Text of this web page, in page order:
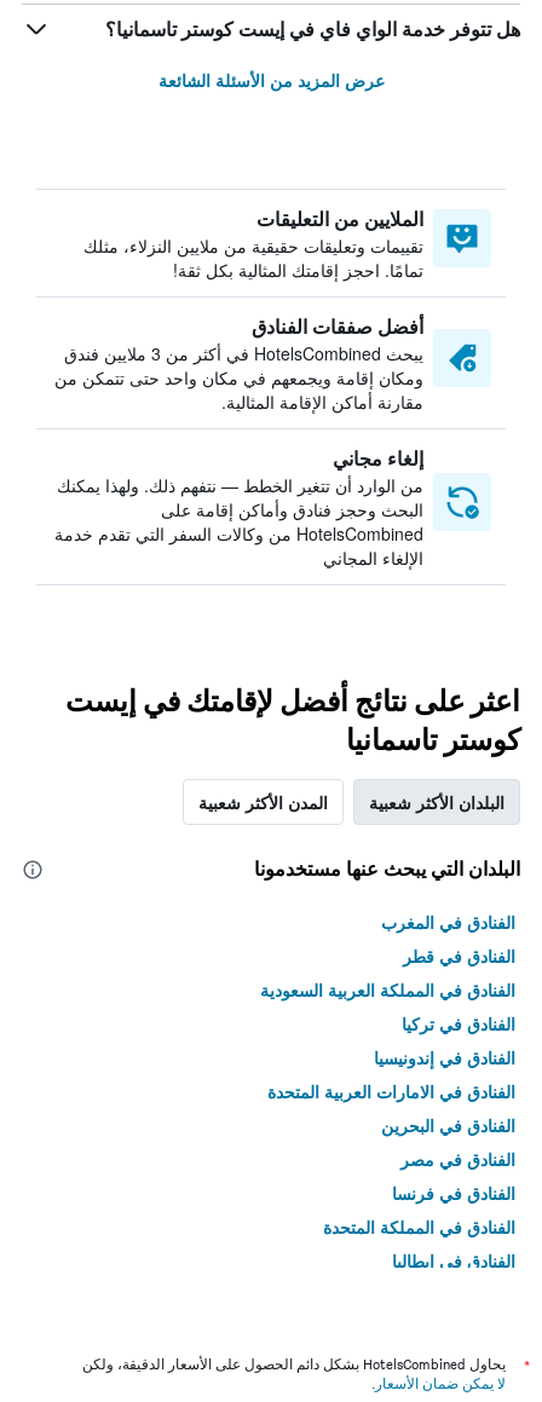
هل تتوفر خدمة الواي فاي في إيست كوستر تاسمانيا؟
عرض المزيد من الأسئلة الشائعة
الملايين من التعليقات
تقييمات وتعليقات حقيقية من ملايين النزلاء، مثلك
تمامًا. احجز إقامتك المثالية بكل ثقة!
أفضل صفقات الفنادق
يبحث HotelsCombined في أكثر من 3 ملايين فندق
ومكان إقامة ويجمعهم في مكان واحد حتى تتمكن من
مقارنة أماكن الإقامة المثالية.
إلغاء مجاني
من الوارد أن تتغير الخطط — نتفهم ذلك. ولهذا يمكنك
البحث وحجز فنادق وأماكن إقامة على
HotelsCombined من وكالات السفر التي تقدم خدمة
الإلغاء المجاني
اعثر على نتائج أفضل لإقامتك في إيست
كوستر تاسمانيا
البلدان الأكثر شعبية المدن الأكثر شعبية
البلدان التي يبحث عنها مستخدمونا
الفنادق في المغرب
الفنادق في قطر
الفنادق في المملكة العربية السعودية
الفنادق في تركيا
الفنادق في إندونيسيا
الفنادق في الامارات العربية المتحدة
الفنادق في البحرين
الفنادق في مصر
الفنادق في فرنسا
الفنادق في المملكة المتحدة
الفنادق في إيطاليا
*
يحاول HotelsCombined بشكل دائم الحصول على الأسعار الدقيقة، ولكن
لا يمكن ضمان الأسعار .